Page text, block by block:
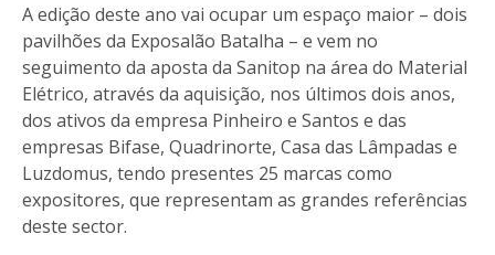
A edição deste ano vai ocupar um espaço maior – dois
pavilhões da Exposalão Batalha – e vem no
seguimento da aposta da Sanitop na área do Material
Elétrico, através da aquisição, nos últimos dois anos,
dos ativos da empresa Pinheiro e Santos e das
empresas Bifase, Quadrinorte, Casa das Lâmpadas e
Luzdomus, tendo presentes 25 marcas como
expositores, que representam as grandes referências
deste sector.